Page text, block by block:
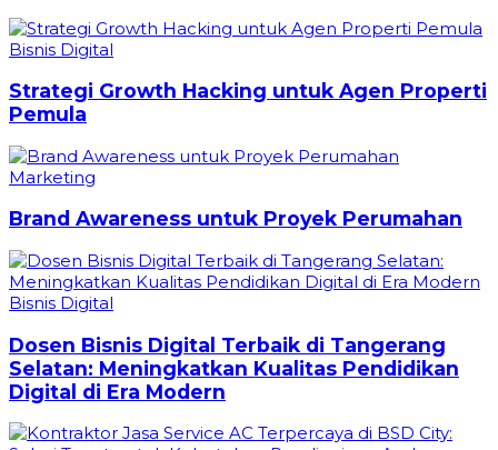
Bisnis Digital
Strategi Growth Hacking untuk Agen Properti
Pemula
Marketing
Brand Awareness untuk Proyek Perumahan
Bisnis Digital
Dosen Bisnis Digital Terbaik di Tangerang
Selatan: Meningkatkan Kualitas Pendidikan
Digital di Era Modern